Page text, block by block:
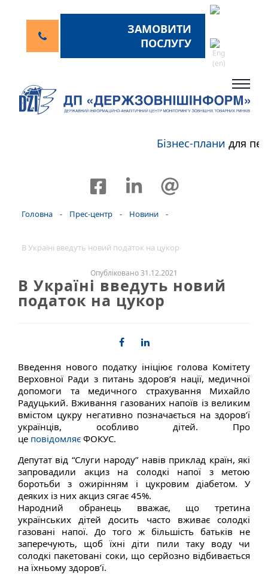
ЗАМОВИТИ
ПОСЛУГУ
Бізнес-планидля
Головна - Прес-центр - Новини -
В Україні введуть новий податок на цукор
Опубліковано 31.12.2021
В Україні введуть новий
податок на цукор
Введення нового податку ініціює голова Комітету
Верховної Ради з питань здоров’я нації, медичної
допомоги та медичного страхування Михайло
Радуцький. Вживання газованих напоїв із великим
вмістом цукру негативно позначається на здоров’ї
українців, особливо дітей. Про
це повідомляє ФОКУС.
Депутат від “Слуги народу” навів приклад країн, які
запровадили акциз на солодкі напої з метою
боротьби з ожирінням і цукровим діабетом. У
деяких із них акциз сягає 45%.
Народний обранець вважає, що третина
українських дітей досить часто вживає солодкі
газовані напої. До того ж більшість батьків не
заперечують, щоб їхні діти пили таку воду чи
солодкі пакетовані соки, що серйозно відбивається
на їхньому здоров’ї.